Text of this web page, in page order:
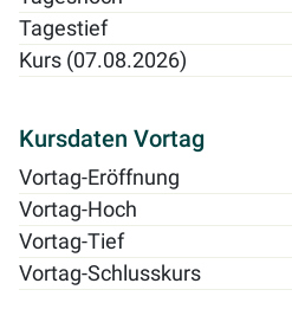
Tagestief
Kurs (07.08.2026)
Kursdaten Vortag
Vortag-Eröffnung
Vortag-Hoch
Vortag-Tief
Vortag-Schlusskurs